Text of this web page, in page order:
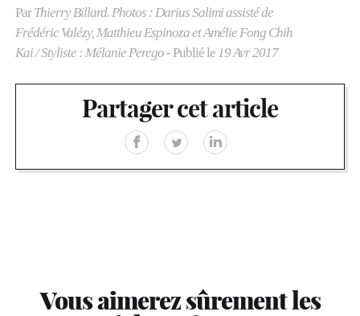
ParThierry Billard. Photos : Darius Salimi assisté de
Frédéric Valézy, Matthieu Espinoza et Amélie Fong Chih
Kai / Styliste : Mélanie Perego- Publié le 19 Avr 2017
Partager cet article
Vous aimerez sûrement les